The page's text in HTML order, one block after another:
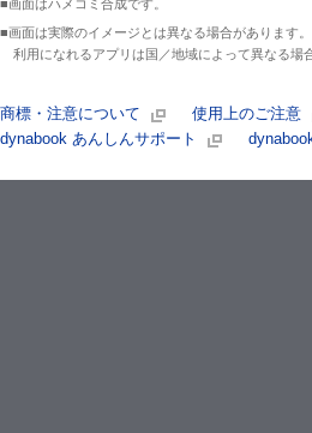
■画面はハメコミ合成です。
■画面は実際のイメージとは異なる場合があります
利用になれるアプリは国／地域によって異なる場
商標・注意について
使用上のご注意
dynabook あんしんサポート